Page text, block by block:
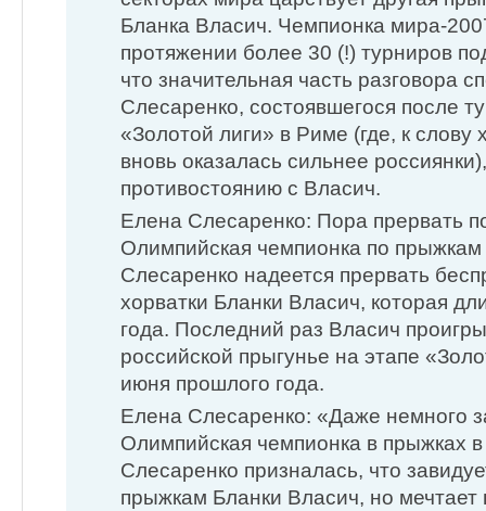
Бланка Власич. Чемпионка мира-
протяжении более 30 (!) турниров
что значительная часть разговора
Слесаренко, состоявшегося после
«Золотой лиги» в Риме (где, к слову
вновь оказалась сильнее
противостоянию с Власич.
Елена Слесаренко: Пора прервать
Олимпийская чемпионка по
Слесаренко надеется прервать
хорватки Бланки Власич, которая
года. Последний раз Власич
российской прыгунье на этапе
июня прошлого года.
Елена Слесаренко: «Даже немного
Олимпийская чемпионка в прыжках
Слесаренко призналась, что
прыжкам Бланки Власич, но мечтает